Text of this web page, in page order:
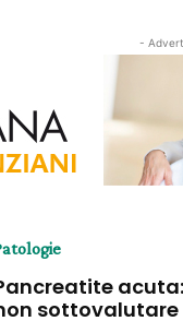
-
sottovalutare